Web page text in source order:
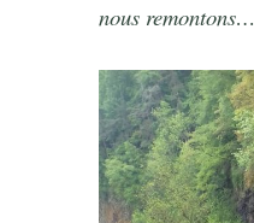
nous remontons…